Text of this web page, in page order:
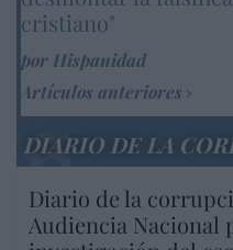
cristiano"
por Hispanidad
Artículos anteriores
DIARIO DE LA
Diario de la
Audiencia Nacional